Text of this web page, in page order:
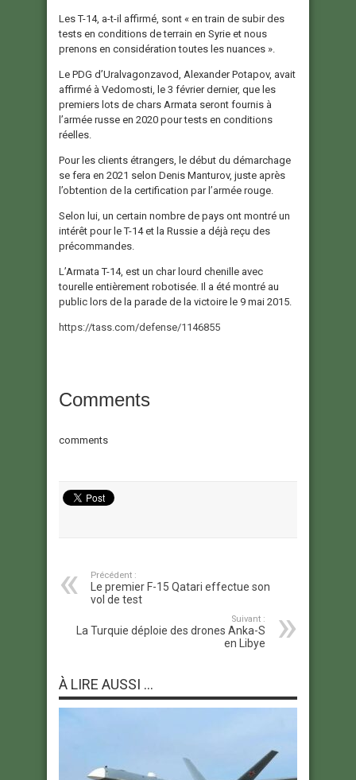
Les T-14, a-t-il affirmé, sont « en train de subir des
tests en conditions de terrain en Syrie et nous
prenons en considération toutes les nuances ».
Le PDG d’Uralvagonzavod, Alexander Potapov, avait
affirmé à Vedomosti, le 3 février dernier, que les
premiers lots de chars Armata seront fournis à
l’armée russe en 2020 pour tests en conditions
réelles.
Pour les clients étrangers, le début du démarchage
se fera en 2021 selon Denis Manturov, juste après
l’obtention de la certification par l’armée rouge.
Selon lui, un certain nombre de pays ont montré un
intérêt pour le T-14 et la Russie a déjà reçu des
précommandes.
L’Armata T-14, est un char lourd chenille avec
tourelle entièrement robotisée. Il a été montré au
public lors de la parade de la victoire le 9 mai 2015.
https://tass.com/defense/1146855
Comments
comments
Précédent :
Le premier F-15 Qatari effectue son
vol de test
Suivant :
La Turquie déploie des drones Anka-S
en Libye
À LIRE AUSSI ...